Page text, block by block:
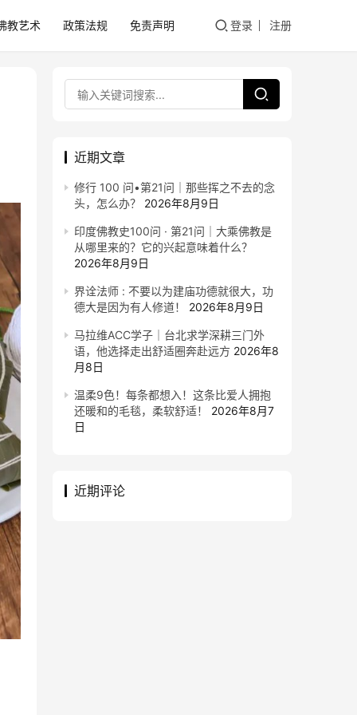
教艺术 政策法规 免责声明 登录 注册
近期文章
修行 100 问•第21问｜那些挥之不去的念
头，怎么办？
2026年8月9日
印度佛教史100问 · 第21问｜大乘佛教是
从哪里来的？它的兴起意味着什么？
2026年8月9日
界诠法师 : 不要以为建庙功德就很大，功
德大是因为有人修道！
2026年8月9日
马拉维ACC学子｜台北求学深耕三门外
语，他选择走出舒适圈奔赴远方 2026年8
月8日
温柔9色！每条都想入！这条比爱人拥抱
还暖和的毛毯，柔软舒适！
2026年8月7
日
近期评论